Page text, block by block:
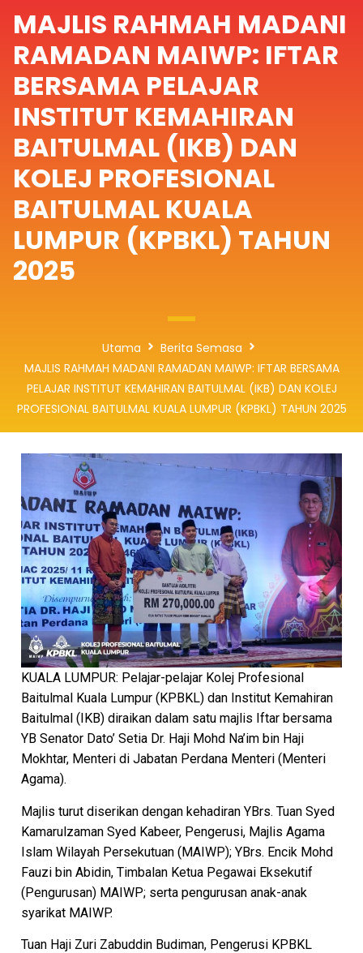
MAJLIS RAHMAH MADANI
RAMADAN MAIWP: IFTAR
BERSAMA PELAJAR
INSTITUT KEMAHIRAN
BAITULMAL (IKB) DAN
KOLEJ PROFESIONAL
BAITULMAL KUALA
LUMPUR (KPBKL) TAHUN
2025
Utama
Berita Semasa
MAJLIS RAHMAH MADANI RAMADAN MAIWP: IFTAR BERSAMA
PELAJAR INSTITUT KEMAHIRAN BAITULMAL (IKB) DAN KOLEJ
PROFESIONAL BAITULMAL KUALA LUMPUR (KPBKL) TAHUN 2025
KUALA LUMPUR: Pelajar-pelajar Kolej Profesional
Baitulmal Kuala Lumpur (KPBKL) dan Institut Kemahiran
Baitulmal (IKB) diraikan dalam satu majlis Iftar bersama
YB Senator Dato’ Setia Dr. Haji Mohd Na’im bin Haji
Mokhtar, Menteri di Jabatan Perdana Menteri (Menteri
Agama).
Majlis turut diserikan dengan kehadiran YBrs. Tuan Syed
Kamarulzaman Syed Kabeer, Pengerusi, Majlis Agama
Islam Wilayah Persekutuan (MAIWP); YBrs. Encik Mohd
Fauzi bin Abidin, Timbalan Ketua Pegawai Eksekutif
(Pengurusan) MAIWP; serta pengurusan anak-anak
syarikat MAIWP.
Tuan Haji Zuri Zabuddin Budiman, Pengerusi KPBKL